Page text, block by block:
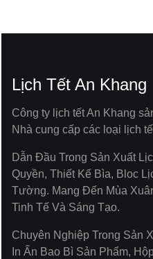
Lịch Tết An Khang
Công ty lịch tết An Khang
Nhà cung cấp các loại lịch
Dẫn Đầu Trong Sản Xuất
Quyền, Thiết Kế Bìa, Bloc
Tường. Mang Đến Mùa
Tinh Tế Và Sáng Tạo.
Chuyên Nghiệp Trong Sản
In Ấn Bao Bì Sản Phẩm,